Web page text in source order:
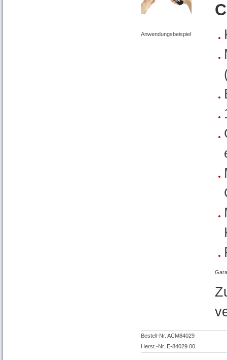
Anwendungsbeispiel
Bestell-Nr. ACM84029
Herst.-Nr. E-84029 00